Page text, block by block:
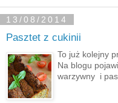
13/08/2014
Pasztet z cukinii
To już kolejny
Na blogu
warzywny i